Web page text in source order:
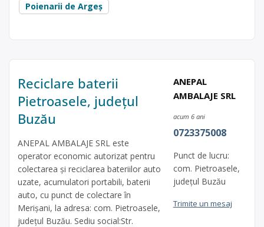
Poienarii de Argeș
Reciclare baterii
Pietroasele, județul
Buzău
ANEPAL AMBALAJE SRL este
operator economic autorizat pentru
colectarea și reciclarea bateriilor auto
uzate, acumulatori portabili, baterii
auto, cu punct de colectare în
Merișani, la adresa: com. Pietroasele,
județul Buzău. Sediu social:Str.
ANEPAL
AMBALAJE SRL
acum 6 ani
0723375008
Punct de lucru:
com. Pietroasele,
județul Buzău
Trimite un mesaj